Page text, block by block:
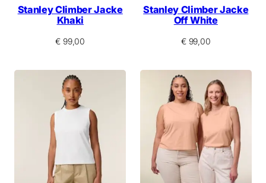
Stanley Climber Jacke
Khaki
€ 99,00
Stanley Climber Jacke
Off White
€99,00